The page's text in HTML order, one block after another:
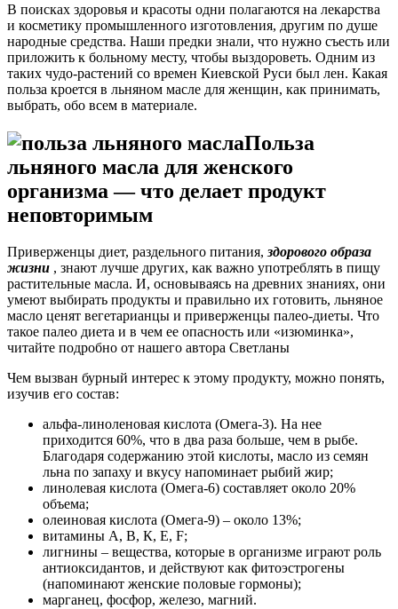
В поисках здоровья и красоты одни полагаются на лекарства
и косметику промышленного изготовления, другим по душе
народные средства. Наши предки знали, что нужно съесть или
приложить к больному месту, чтобы выздороветь. Одним из
таких чудо-растений со времен Киевской Руси был лен. Какая
польза кроется в льняном масле для женщин, как принимать,
выбрать, обо всем в материале.
Польза
льняного масла для женского
организма ― что делает продукт
неповторимым
Приверженцы диет, раздельного питания,здорового образа
жизни , знают лучше других, как важно употреблять в пищу
растительные масла. И, основываясь на древних знаниях, они
умеют выбирать продукты и правильно их готовить, льняное
масло ценят вегетарианцы и приверженцы палео-диеты. Что
такое палео диета и в чем ее опасность или «изюминка»,
читайте подробно от нашего автора Светланы
Чем вызван бурный интерес к этому продукту, можно понять,
изучив его состав:
альфа-линоленовая кислота (Омега-3). На нее
приходится 60%, что в два раза больше, чем в рыбе.
Благодаря содержанию этой кислоты, масло из семян
льна по запаху и вкусу напоминает рыбий жир;
линолевая кислота (Омега-6) составляет около 20%
объема;
олеиновая кислота (Омега-9) – около 13%;
витамины А, В, К, Е, F;
лигнины – вещества, которые в организме играют роль
антиоксидантов, и действуют как фитоэстрогены
(напоминают женские половые гормоны);
марганец, фосфор, железо, магний.